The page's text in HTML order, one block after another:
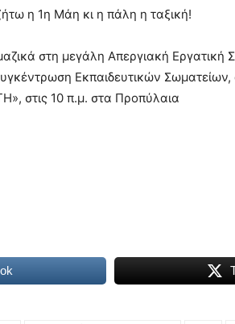
η 1η Μάη κι η πάλη η ταξική!
στη μεγάλη Απεργιακή Εργατική
Εκπαιδευτικών Σωματείων,
στις 10 π.μ. στα Προπύλαια